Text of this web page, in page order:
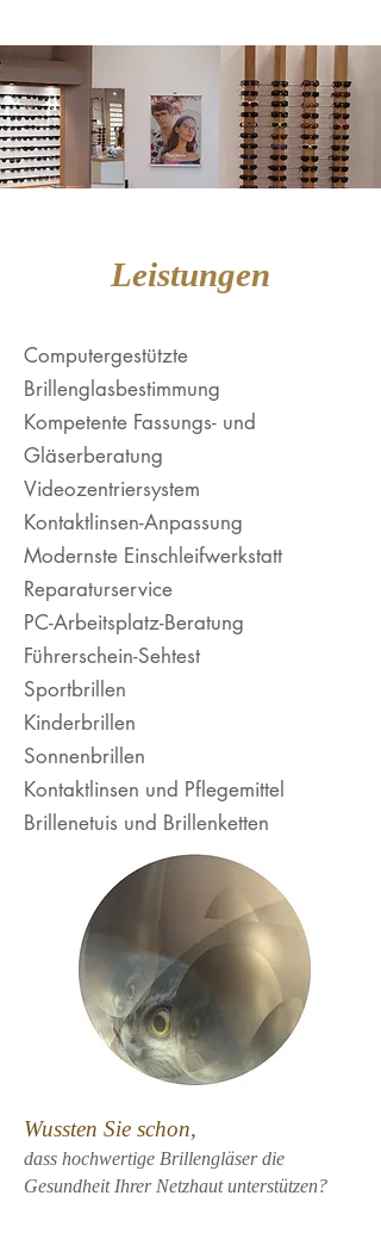
Leistungen
Computergestützte
Brillenglasbestimmung
Kompetente Fassungs- und
Gläserberatung
Videozentriersystem
Kontaktlinsen-Anpassung
Modernste Einschleifwerkstatt
Reparaturservice
PC-Arbeitsplatz-Beratung
Führerschein-Sehtest
Sportbrillen
Kinderbrillen
Sonnenbrillen
Kontaktlinsen und Pflegemittel
Brillenetuis und Brillenketten
Wussten Sie schon,
dass hochwertige Brillengläser die
Gesundheit Ihrer Netzhaut unterstützen?